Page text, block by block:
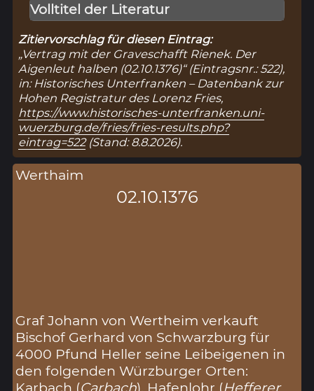
Volltitel der Literatur
Zitiervorschlag für diesen Eintrag:
„Vertrag mit der Graveschafft Rienek. Der
Aigenleut halben (02.10.1376)“ (Eintragsnr.: 522),
in: Historisches Unterfranken – Datenbank zur
Hohen Registratur des Lorenz Fries,
https://www.historisches-unterfranken.uni-
wuerzburg.de/fries/fries-results.php?
eintrag=522(Stand: 8.8.2026).
Werthaim
02.10.1376
Graf Johann von Wertheim verkauft
Bischof Gerhard von Schwarzburg für
4000 Pfund Heller seine Leibeigenen in
den folgenden Würzburger Orten:
Karbach (Carbach), Hafenlohr (Hefferer